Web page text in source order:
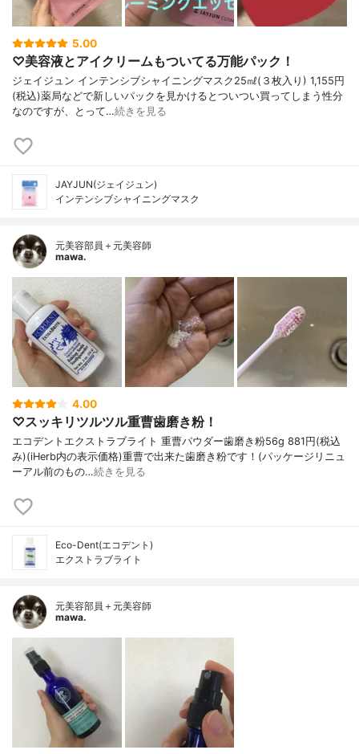
5.00
♡美容液とアイクリームもついてる万能パック！
ジェイジュン インテンシブシャイニングマスク25㎖(３枚入り) 1,155円
(税込)薬局などで新しいパックを見かけるとついつい買ってしまう性分
なのですが、とって…続きを見る
JAYJUN(ジェイジュン)
インテンシブシャイニングマスク
元美容部員＋元美容師
mawa.
4.00
♡スッキリツルツル重曹歯磨き粉！
エコデントエクストラブライト 重曹パウダー歯磨き粉56g 881円(税込
み)(iHerb内の表示価格)重曹で出来た歯磨き粉です！(パッケージリニュ
ーアル前のもの…続きを見る
Eco-Dent(エコデント)
エクストラブライト
元美容部員＋元美容師
mawa.